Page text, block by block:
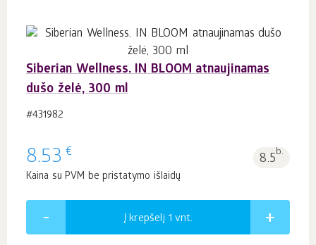
Siberian Wellness. IN BLOOM atnaujinamas
dušo želė, 300 ml
#431982
8.53 € 8.5b.
Kaina su PVM be pristatymo išlaidų
Į krepšelį 1 vnt.